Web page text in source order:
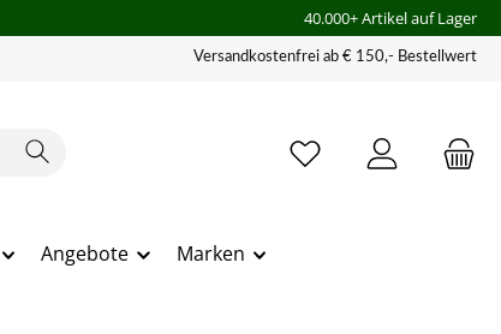
40.000+ Artikel auf Lager
Versandkostenfrei ab € 150,- Bestellwert
Angebote Marken